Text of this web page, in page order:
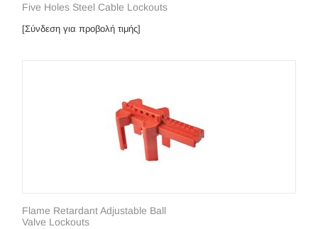
Five Holes Steel Cable Lockouts
[Σύνδεση για προβολή τιμής]
Flame Retardant Adjustable Ball
Valve Lockouts